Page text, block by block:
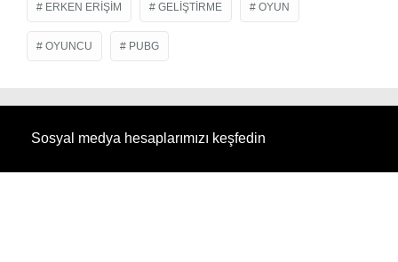
ERKEN ERIŞIM GELIŞTIRME OYUN
OYUNCU PUBG
Sosyal medya hesaplarımızı keşfedin